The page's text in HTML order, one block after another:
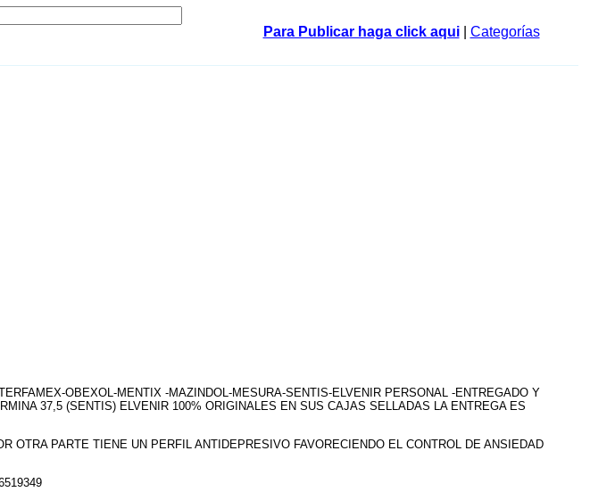
Para Publicar haga click aqui| Categorías
OBEXOL-MENTIX -MAZINDOL-MESURA-SENTIS-ELVENIR PERSONAL -ENTREGADO Y
37,5 (SENTIS) ELVENIR 100% ORIGINALES EN SUS CAJAS SELLADAS LA ENTREGA ES
OTRA PARTE TIENE UN PERFIL ANTIDEPRESIVO FAVORECIENDO EL CONTROL DE ANSIEDAD